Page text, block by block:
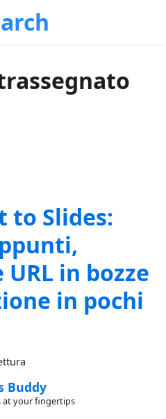
to Slides:
in bozze
in pochi
Buddy
at your fingertips